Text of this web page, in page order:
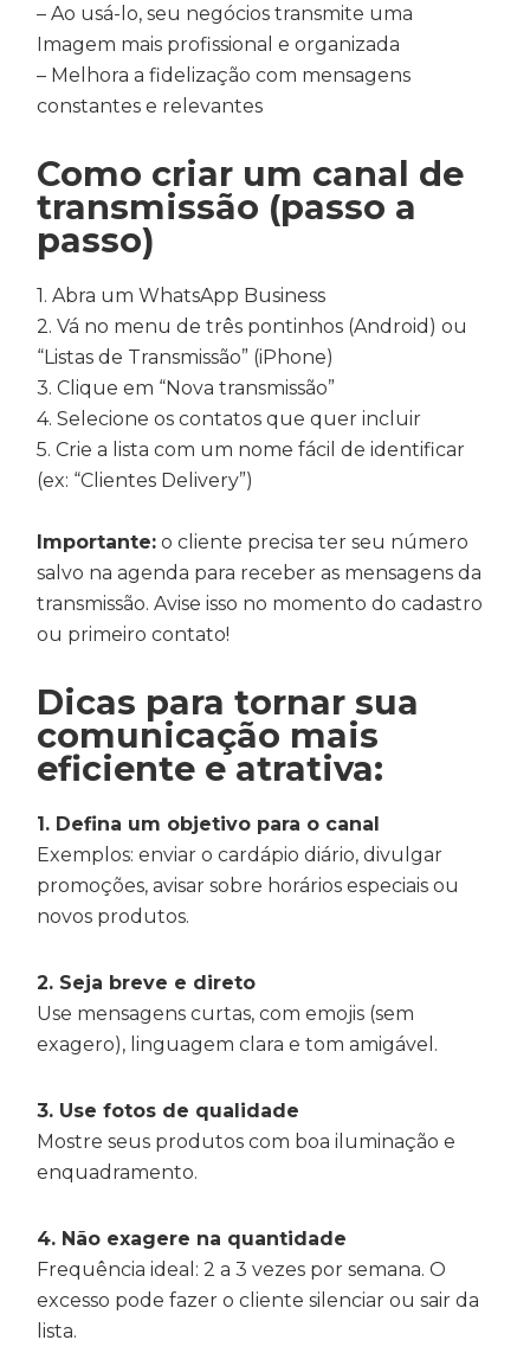
– Ao usá-lo, seu negócios transmite uma
Imagem mais profissional e organizada
– Melhora a fidelização com mensagens
constantes e relevantes
Como criar um canal de
transmissão (passo a
passo)
1. Abra um WhatsApp Business
2. Vá no menu de três pontinhos (Android) ou
“Listas de Transmissão” (iPhone)
3. Clique em “Nova transmissão”
4. Selecione os contatos que quer incluir
5. Crie a lista com um nome fácil de identificar
(ex: “Clientes Delivery”)
Importante: o cliente precisa ter seu número
salvo na agenda para receber as mensagens da
transmissão. Avise isso no momento do cadastro
ou primeiro contato!
Dicas para tornar sua
comunicação mais
eficiente e atrativa:
1. Defina um objetivo para o canal
Exemplos: enviar o cardápio diário, divulgar
promoções, avisar sobre horários especiais ou
novos produtos.
2. Seja breve e direto
Use mensagens curtas, com emojis (sem
exagero), linguagem clara e tom amigável.
3. Use fotos de qualidade
Mostre seus produtos com boa iluminação e
enquadramento.
4. Não exagere na quantidade
Frequência ideal: 2 a 3 vezes por semana. O
excesso pode fazer o cliente silenciar ou sair da
lista.